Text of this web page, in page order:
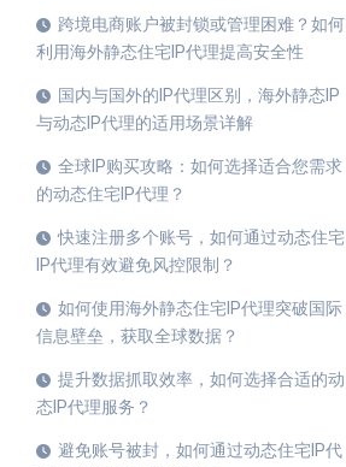
跨境电商账户被封锁或管理困难？如何
利用海外静态住宅IP代理提高安全性
国内与国外的IP代理区别，海外静态IP
与动态IP代理的适用场景详解
全球IP购买攻略：如何选择适合您需求
的动态住宅IP代理？
快速注册多个账号，如何通过动态住宅
IP代理有效避免风控限制？
如何使用海外静态住宅IP代理突破国际
信息壁垒，获取全球数据？
提升数据抓取效率，如何选择合适的动
态IP代理服务？
避免账号被封，如何通过动态住宅IP代